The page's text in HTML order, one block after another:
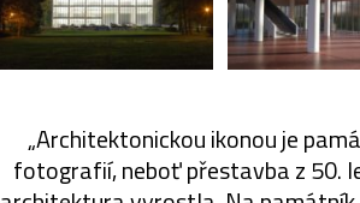
„Architektonickou ikonou je
fotografií, neboť přestavba z 50.